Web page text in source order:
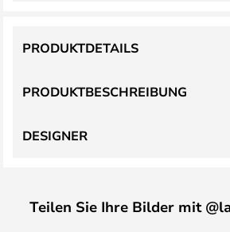
PRODUKTBESCHREIBUNG
PRODUKTDETAILS
DESIGNER
Teilen Sie Ihre Bilder mit